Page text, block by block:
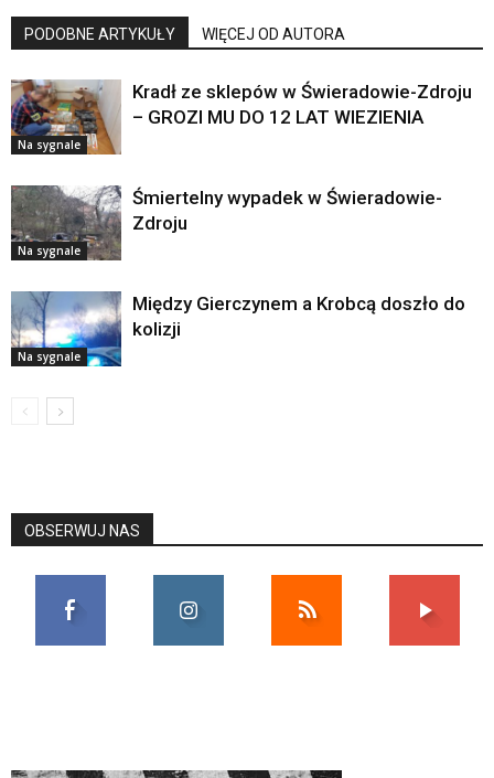
PODOBNE ARTYKUŁY WIĘCEJ OD AUTORA
Na sygnale
Kradł ze sklepów w Świeradowie-Zdroju
– GROZI MU DO 12 LAT WIEZIENIA
Na sygnale
Śmiertelny wypadek w Świeradowie-
Zdroju
Na sygnale
Między Gierczynem a Krobcą doszło do
kolizji
OBSERWUJ NAS